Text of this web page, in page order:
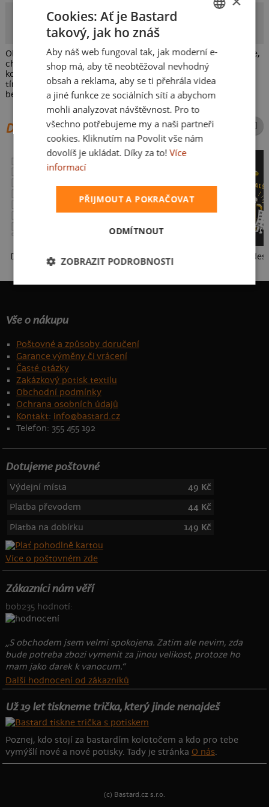
Bastard.cz
Autor potisku
Oldies party jsou dost oblíbené, máš je taky rád(a)? Tak berle,
chodítka, infuze, protézy a kapačky s sebou! Ať už je ti let,
kolik chce, vyber si z několika barev triček, tílek a mikin s
tímhle potiskem a pojď to pořádně rozbalit na parket. Buď
bez obav, naše potisky ti určitě vydrží až do důchodu.
DALŠÍ POTISKY ZE STEJNÉ KATEGORIE
Dětské kresby - nahraj vlastní Mám kulatiny Točím další
Vše o nákupu
Poštovné a způsoby doručení
Garance výměny či vrácení
Časté otázky
Zakázkový potisk textilu
Obchodní podmínky
Ochrana osobních údajů
Kontakt: info@bastard.cz
Telefon: 355 455 192
Dotujeme poštovné
Výdejní místa
49 Kč
Platba převodem
44 Kč
Platba na dobírku
149 Kč
Více o poštovném zde
Zákazníci nám věří
bob235 hodnotí:
„S obchodem jsem velmi spokojena. Zatim ale nevim, zda
bude potreba zbozi vymenit za jinou velikost, protoze ho
mam jako darek k vanocum.“
Další hodnocení od zákazníků
Už 19 let tiskneme trička, který jinde nenajdeš
Poznej, kdo stojí za bastardím kolotočem a kdo pro tebe
vymýšlí nové a nové potisky. Tady je stránka O nás.
(c) Bastard.cz s.r.o.
SLOVAK
Cookies: Ať je Bastard
takový, jak ho znáš
Aby náš web fungoval tak, jak moderní e-
shop má, aby tě neobtěžoval nevhodný
obsah a reklama, aby se ti přehrála videa
a jiné funkce ze sociálních sítí a abychom
mohli analyzovat návštěvnost. Pro to
všechno potřebujeme my a naši partneři
cookies. Kliknutím na Povolit vše nám
dovolíš je ukládat. Díky za to! Více
informací
PŘIJMOUT A POKRAČOVAT
ODMÍTNOUT
ZOBRAZIT PODROBNOSTI